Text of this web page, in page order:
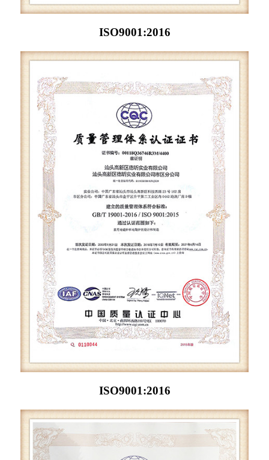
ISO9001:2016
ISO9001:2016